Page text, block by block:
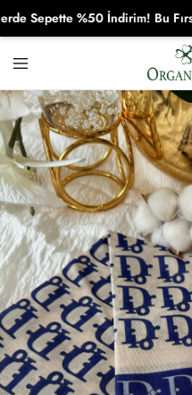
Organikscarf
%50 İndirim! Bu Fırsatı